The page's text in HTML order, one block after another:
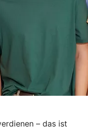
– das ist